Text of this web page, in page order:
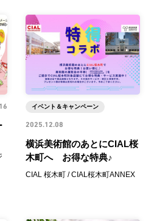
横浜美術館のあとにCIAL桜
木町へ お得な特典♪
CIAL 桜木町 / CIAL桜木町ANNEX
イベント＆キャンペーン
2025.12.08